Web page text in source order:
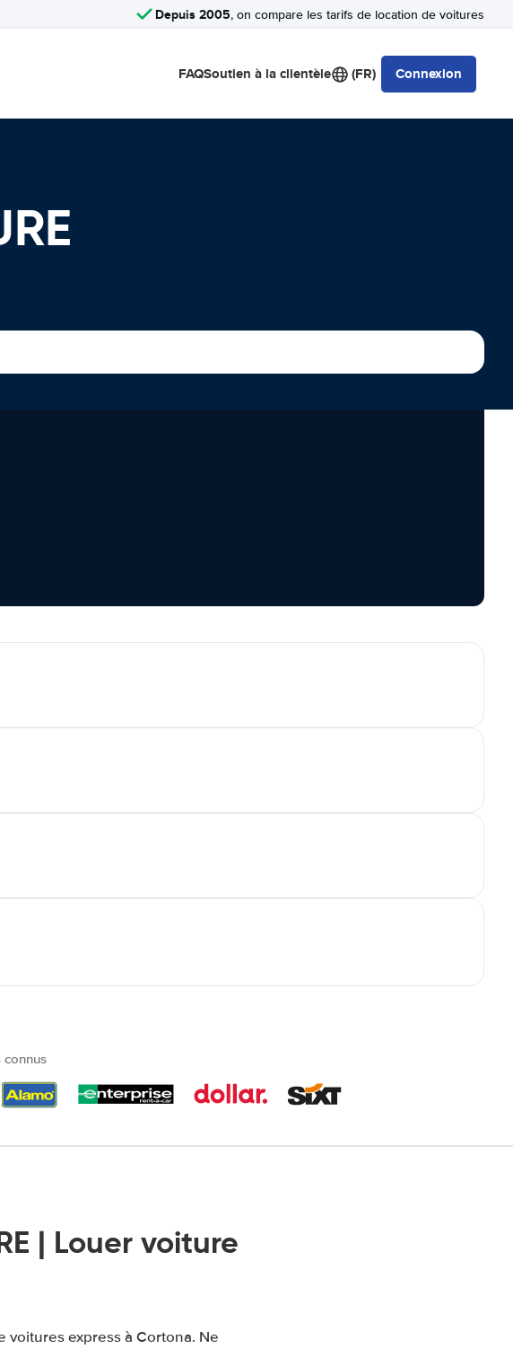
Depuis 2005, on compare les tarifs de location de voitures
FAQSoutien à la clientèle (FR) Connexion
| Louer voiture
voitures express à Cortona. Ne